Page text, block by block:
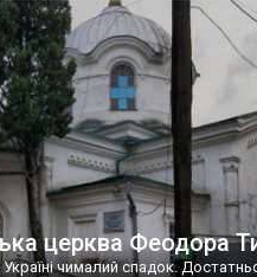
церква Феодора
чималий спадок.